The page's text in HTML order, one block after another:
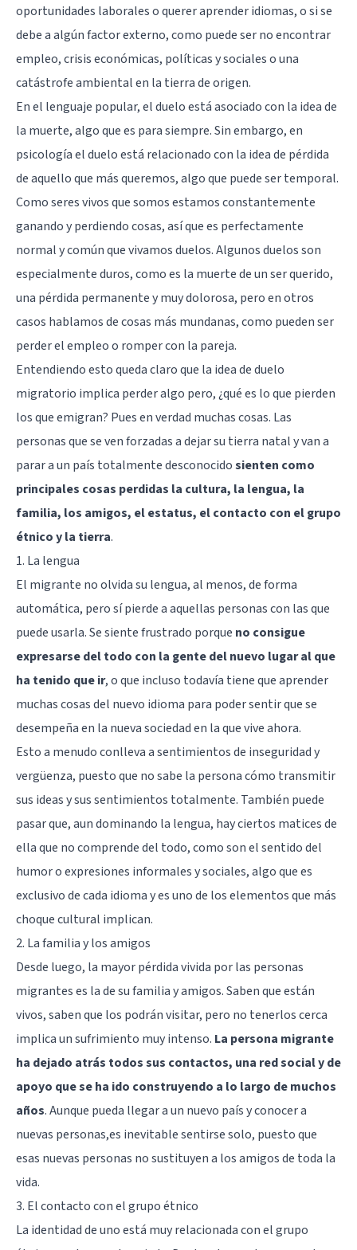
oportunidades laborales o querer aprender idiomas, o si se
debe a algún factor externo, como puede ser no encontrar
empleo, crisis económicas, políticas y sociales o una
catástrofe ambiental en la tierra de origen.
En el lenguaje popular, el duelo está asociado con la idea de
la muerte, algo que es para siempre. Sin embargo, en
psicología el duelo está relacionado con la idea de pérdida
de aquello que más queremos, algo que puede ser temporal.
Como seres vivos que somos estamos constantemente
ganando y perdiendo cosas, así que es perfectamente
normal y común que vivamos duelos. Algunos duelos son
especialmente duros, como es la muerte de un ser querido,
una pérdida permanente y muy dolorosa, pero en otros
casos hablamos de cosas más mundanas, como pueden ser
perder el empleo o romper con la pareja.
Entendiendo esto queda claro que la idea de duelo
migratorio implica perder algo pero, ¿qué es lo que pierden
los que emigran? Pues en verdad muchas cosas. Las
personas que se ven forzadas a dejar su tierra natal y van a
parar a un país totalmente desconocidosienten como
principales cosas perdidas la cultura, la lengua, la
familia, los amigos, el estatus, el contacto con el grupo
étnico y la tierra.
1. La lengua
El migrante no olvida su lengua, al menos, de forma
automática, pero sí pierde a aquellas personas con las que
puede usarla. Se siente frustrado porque no consigue
expresarse del todo con la gente del nuevo lugar al que
ha tenido que ir, o que incluso todavía tiene que aprender
muchas cosas del nuevo idioma para poder sentir que se
desempeña en la nueva sociedad en la que vive ahora.
Esto a menudo conlleva a sentimientos de inseguridad y
vergüenza, puesto que no sabe la persona cómo transmitir
sus ideas y sus sentimientos totalmente. También puede
pasar que, aun dominando la lengua, hay ciertos matices de
ella que no comprende del todo, como son el sentido del
humor o expresiones informales y sociales, algo que es
exclusivo de cada idioma y es uno de los elementos que más
choque cultural implican.
2. La familia y los amigos
Desde luego, la mayor pérdida vivida por las personas
migrantes es la de su familia y amigos. Saben que están
vivos, saben que los podrán visitar, pero no tenerlos cerca
implica un sufrimiento muy intenso. La persona migrante
ha dejado atrás todos sus contactos, una red social y de
apoyo que se ha ido construyendo a lo largo de muchos
años. Aunque pueda llegar a un nuevo país y conocer a
nuevas personas,es inevitable sentirse solo, puesto que
esas nuevas personas no sustituyen a los amigos de toda la
vida.
3. El contacto con el grupo étnico
La identidad de uno está muy relacionada con el grupo